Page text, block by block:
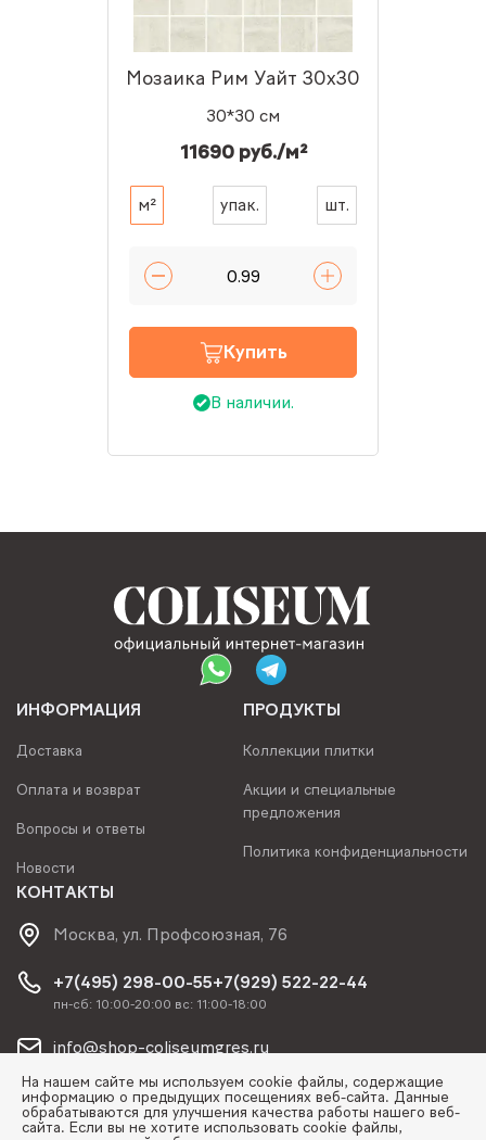
Мозаика Рим Уайт 30x30
30*30 см
11690 руб./м²
м² упак. шт.
Купить
В наличии.
ИНФОРМАЦИЯ
Доставка
Оплата и возврат
Вопросы и ответы
Новости
ПРОДУКТЫ
Коллекции плитки
Акции и специальные
предложения
Политика конфиденциальности
КОНТАКТЫ
Москва, ул. Профсоюзная, 76
+7(495) 298-00-55+7(929) 522-22-44
пн-сб: 10:00-20:00 вс: 11:00-18:00
info@shop-coliseumgres.ru
На нашем сайте мы используем cookie файлы, содержащие
информацию о предыдущих посещениях веб-сайта. Данные
обрабатываются для улучшения качества работы нашего веб-
сайта. Если вы не хотите использовать cookie файлы,